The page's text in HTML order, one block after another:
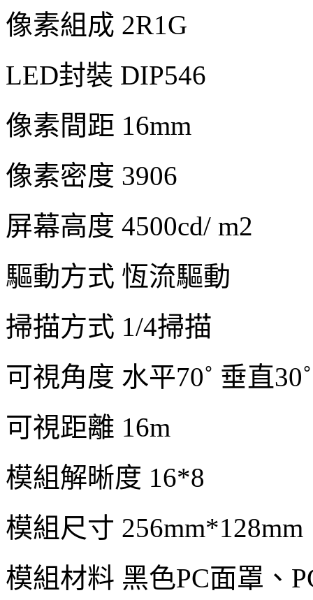
像素組成 2R1G
LED封裝 DIP546
像素間距 16mm
像素密度 3906
屏幕高度 4500cd/ m2
驅動方式 恆流驅動
掃描方式 1/4掃描
可視角度 水平70˚ 垂直30˚
可視距離 16m
模組解晰度 16*8
模組尺寸 256mm*128mm
模組材料 黑色PC面罩、